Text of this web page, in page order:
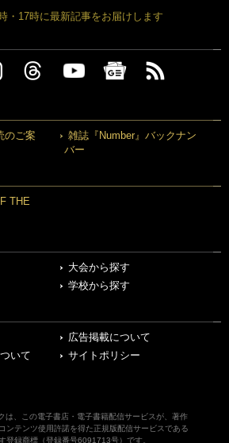
・17時に最新記事をお届けします
のご案
雑誌『Number』バックナン
バー
THE
大会から探す
学校から探す
広告掲載について
いて
サイトポリシー
は、この電子書店・電子書籍配信サービスが、著作
ンテンツ使用許諾を得た正規版配信サービスである
登録商標（登録番号6091713号）です。